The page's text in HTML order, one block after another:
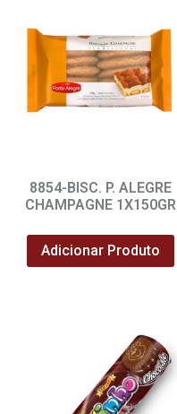
8854-BISC. P. ALEGRE
CHAMPAGNE 1X150GR
Adicionar Produto